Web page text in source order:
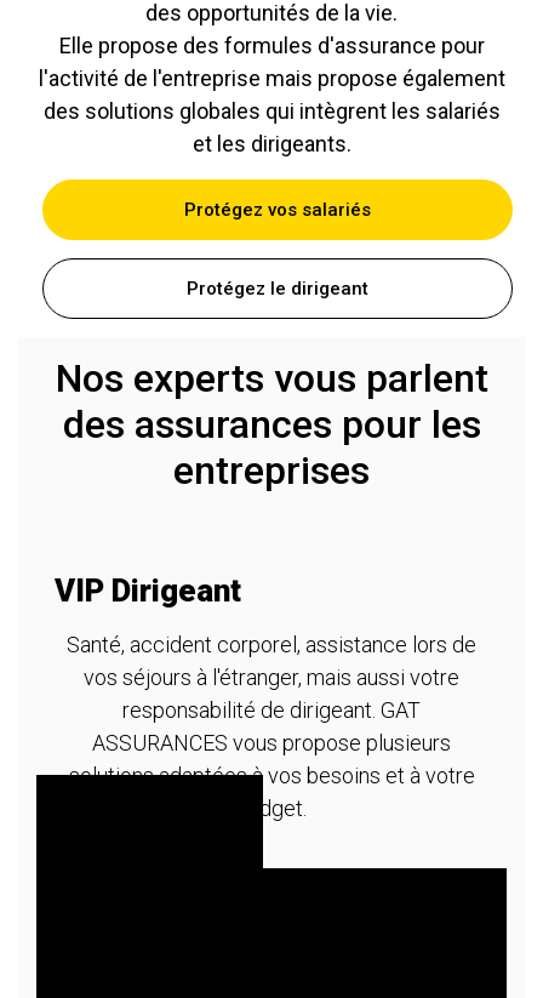
des opportunités de la vie.
Elle propose des formules d'assurance pour
l'activité de l'entreprise mais propose également
des solutions globales qui intègrent les salariés
et les dirigeants.
Protégez vos salariés
Protégez le dirigeant
Nos experts vous parlent
des assurances pour les
entreprises
VIP Dirigeant
Santé, accident corporel, assistance lors de
vos séjours à l'étranger, mais aussi votre
responsabilité de dirigeant. GAT
ASSURANCES vous propose plusieurs
solutions adaptées à vos besoins et à votre
budget.